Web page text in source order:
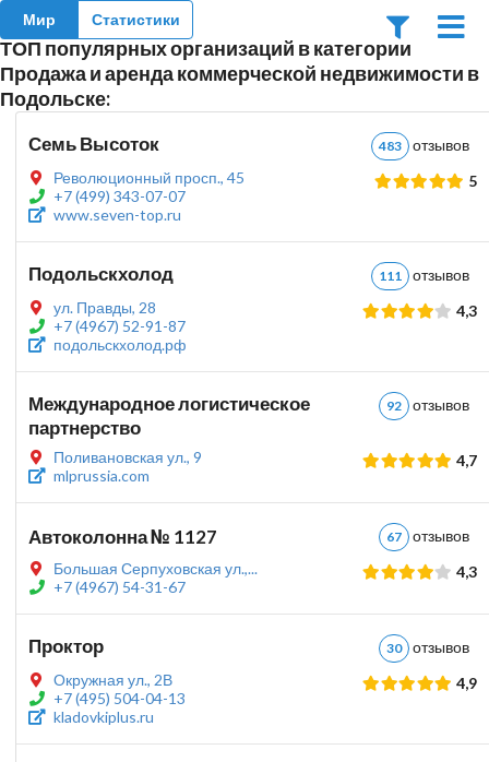
Мир Статистики
ТОП популярных организаций в категории
Продажа и аренда коммерческой недвижимости в
Подольске:
Семь Высоток 483
Революционный просп., 45
+7 (499) 343-07-07
www.seven-top.ru
5
Подольскхолод 111
ул. Правды, 28
+7 (4967) 52-91-87
подольскхолод.рф
4,3
Международное логистическое
партнерство
92
Поливановская ул., 9
mlprussia.com
4,7
Автоколонна № 1127 67
Большая Серпуховская ул.,...
+7 (4967) 54-31-67
4,3
Проктор 30
Окружная ул., 2В
+7 (495) 504-04-13
kladovkiplus.ru
4,9